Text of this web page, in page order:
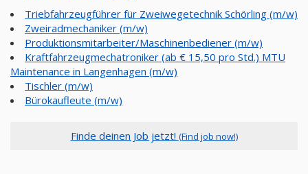
Triebfahrzeugführer für Zweiwegetechnik Schörling (m/w)
​Zweiradmechaniker (m/w)
Produktionsmitarbeiter/Maschinenbediener (m/w)
Kraftfahrzeugmechatroniker (ab € 15,50 pro Std.) MTU
Maintenance in Langenhagen (m/w)
Tischler (m/w)
Bürokaufleute (m/w)
Finde deinen Job jetzt! (Find job now!)